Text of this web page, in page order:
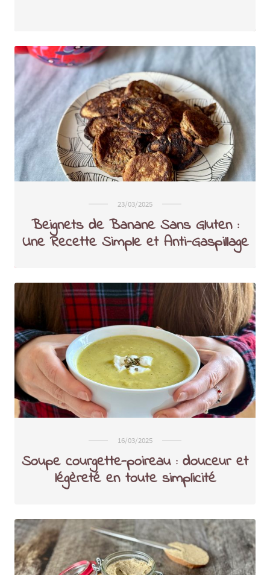
23/03/2025
Beignets de Banane Sans Gluten :
Une Recette Simple et Anti-Gaspillage
16/03/2025
Soupe courgette-poireau : douceur et
légèreté en toute simplicité